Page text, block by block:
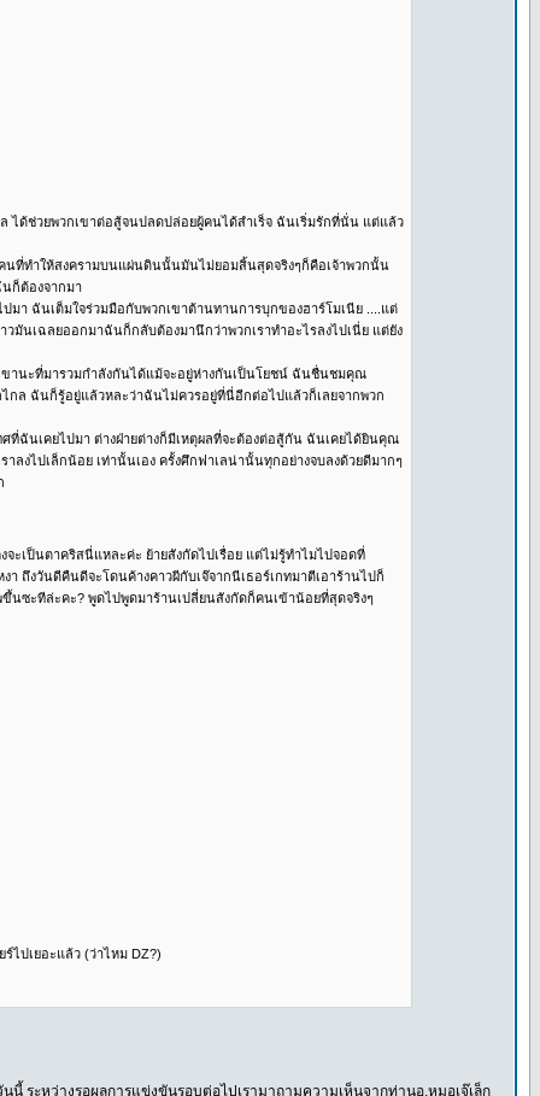
ด้ช่วยพวกเขาต่อสู้จนปลดปล่อยผู้คนได้สำเร็จ ฉันเริ่มรักที่นั่น แต่แล้ว
นที่ทำให้สงครามบนแผ่นดินนั้นมันไม่ยอมสิ้นสุดจริงๆก็คือเจ้าพวกนั้น
ก็ต้องจากมา
า ฉันเต็มใจร่วมมือกับพวกเขาต้านทานการบุกของฮาร์โมเนีย ....แต่
วมันเฉลยออกมาฉันก็กลับต้องมานึกว่าพวกเราทำอะไรลงไปเนี่ย แต่ยัง
านะที่มารวมกำลังกันได้แม้จะอยู่ห่างกันเป็นโยชน์ ฉันชื่นชมคุณ
กล ฉันก็รู้อยู่แล้วหละว่าฉันไม่ควรอยู่ที่นี่อีกต่อไปแล้วก็เลยจากพวก
ที่ฉันเคยไปมา ต่างฝ่ายต่างก็มีเหตุผลที่จะต้องต่อสู้กัน ฉันเคยได้ยินคุณ
าลงไปเล็กน้อย เท่านั้นเอง ครั้งศึกฟาเลน่านั้นทุกอย่างจบลงด้วยดีมากๆ
เป็นตาคริสนี่แหละค่ะ ย้ายสังกัดไปเรื่อย แต่ไม่รู้ทำไมไปจอดที่
ถึงวันดีคืนดีจะโดนค้างคาวผีกับเจ๊จากนีเธอร์เกทมาตีเอาร้านไปก็
ขึ้นซะทีล่ะคะ? พูดไปพูดมาร้านเปลี่ยนสังกัดก็คนเข้าน้อยที่สุดจริงๆ
ไปเยอะแล้ว (ว่าไหม DZ?)
ระหว่างรอผลการแข่งขันรอบต่อไปเรามาถามความเห็นจากท่านอ.หมอเจ๊เล็ก